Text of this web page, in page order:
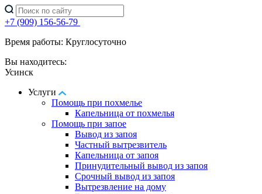
+7 (909) 156-56-79
Время работы: Круглосуточно
Вы находитесь:
Усинск
Услуги
Помощь при похмелье
Капельница от похмелья
Помощь при запое
Вывод из запоя
Частный вытрезвитель
Капельница от запоя
Принудительный вывод из запоя
Срочный вывод из запоя
Вытрезвление на дому